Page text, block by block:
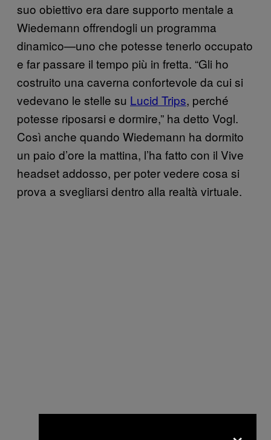
suo obiettivo era dare supporto mentale a
Wiedemann offrendogli un programma
dinamico—uno che potesse tenerlo occupato
e far passare il tempo più in fretta. “Gli ho
costruito una caverna confortevole da cui si
vedevano le stelle su Lucid Trips, perché
potesse riposarsi e dormire,” ha detto Vogl.
Così anche quando Wiedemann ha dormito
un paio d’ore la mattina, l’ha fatto con il Vive
headset addosso, per poter vedere cosa si
prova a svegliarsi dentro alla realtà virtuale.